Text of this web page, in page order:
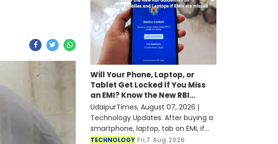
Will Your Phone, Laptop, or
Tablet Get Locked If You Miss
an EMI? Know the New RBI
Guidelines
UdaipurTimes, August 07, 2026 |
Technology Updates: After buying a
smartphone, laptop, tab on EMI, if
someone misses their EMI in any
TECHNOLOGY Fri,7 Aug 2026